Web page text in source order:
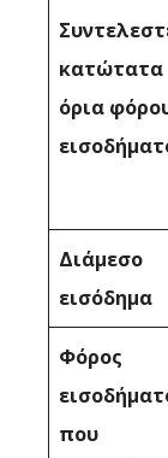
κατώτατα
όρια
Διάμεσο
εισόδημα
Φόρος
που